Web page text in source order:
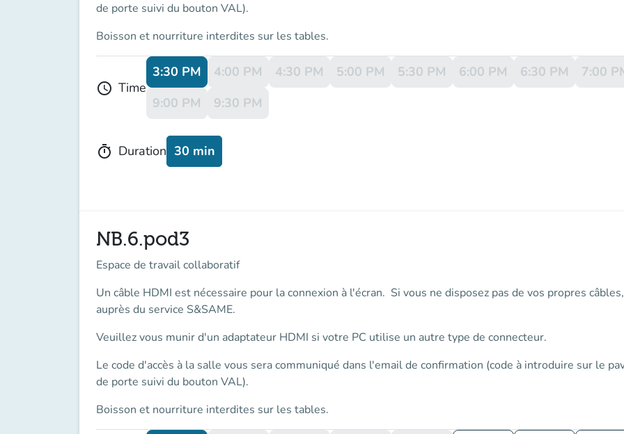
de porte suivi du bouton VAL).
Boisson et nourriture interdites sur les tables.
schedule Time
3:30 PM 4:00 PM 4:30 PM 5:00 PM 5:30 PM 6:00 PM 6:30 PM 7:00
9:00 PM
9:30 PM
timer Duration 30 min
NB.6.pod3
Espace de travail collaboratif
Un câble HDMI est nécessaire pour la connexion à l'écran. Si vous ne disposez pas de vos propres
auprès du service S&SAME.
Veuillez vous munir d'un adaptateur HDMI si votre PC utilise un autre type de connecteur.
Le code d'accès à la salle vous sera communiqué dans l'email de confirmation (code à introduire sur le
de porte suivi du bouton VAL).
Boisson et nourriture interdites sur les tables.